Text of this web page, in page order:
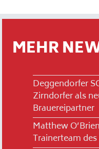
MEHR
Deggendorfer
Zirndorfer als
Brauereipartner
Matthew
Trainerteam